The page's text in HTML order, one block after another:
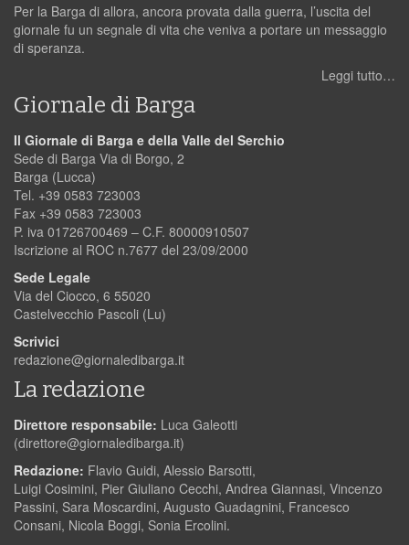
Per la Barga di allora, ancora provata dalla guerra, l’uscita del
giornale fu un segnale di vita che veniva a portare un messaggio
di speranza.
Leggi tutto…
Giornale di Barga
Il Giornale di Barga e della Valle del Serchio
Sede di Barga Via di Borgo, 2
Barga (Lucca)
Tel. +39 0583 723003
Fax +39 0583 723003
P. iva 01726700469 – C.F. 80000910507
Iscrizione al ROC n.7677 del 23/09/2000
Sede Legale
Via del Ciocco, 6 55020
Castelvecchio Pascoli (Lu)
Scrivici
redazione@giornaledibarga.it
La redazione
Direttore responsabile: Luca Galeotti
(direttore@giornaledibarga.it)
Redazione: Flavio Guidi, Alessio Barsotti,
Luigi Cosimini, Pier Giuliano Cecchi, Andrea Giannasi, Vincenzo
Passini, Sara Moscardini, Augusto Guadagnini, Francesco
Consani, Nicola Boggi, Sonia Ercolini.